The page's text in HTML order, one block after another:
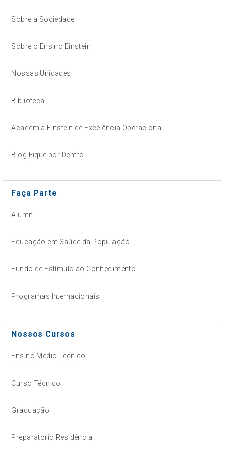
Sobre a Sociedade
Sobre o Ensino Einstein
Nossas Unidades
Biblioteca
Academia Einstein de Excelência Operacional
Blog Fique por Dentro
Faça Parte
Alumni
Educação em Saúde da População
Fundo de Estímulo ao Conhecimento
Programas Internacionais
Nossos Cursos
Ensino Médio Técnico
Curso Técnico
Graduação
Preparatório Residência